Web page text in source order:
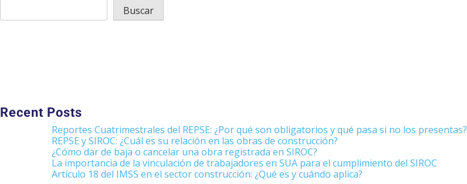
Buscar
Recent Posts
Reportes Cuatrimestrales del REPSE: ¿Por qué son obligatorios y qué pasa si no los presentas?
REPSE y SIROC: ¿Cuál es su relación en las obras de construcción?
¿Cómo dar de baja o cancelar una obra registrada en SIROC?
La importancia de la vinculación de trabajadores en SUA para el cumplimiento del SIROC
Artículo 18 del IMSS en el sector construcción: ¿Qué es y cuándo aplica?